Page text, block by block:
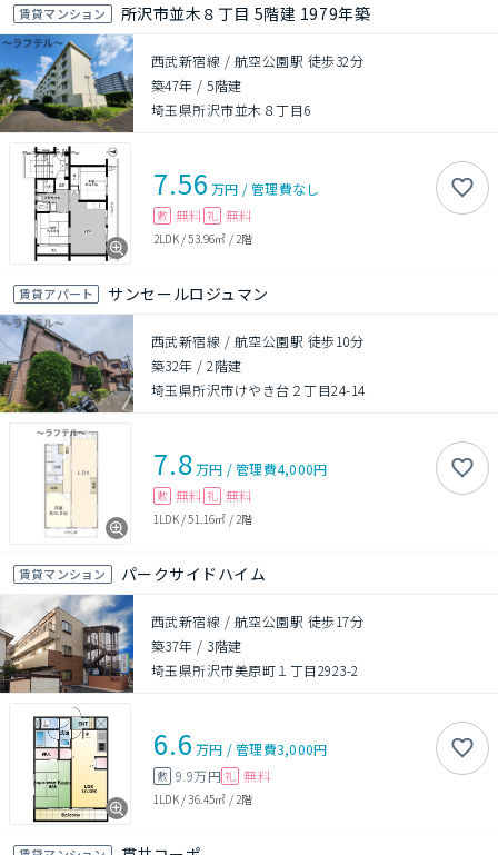
賃貸マンション 所沢市並木８丁目 5階建 1979年築
西武新宿線 / 航空公園駅 徒歩32分
築47年 /5階建
埼玉県所沢市並木８丁目6
7.56 万円 /管理費なし
敷 無料 礼 無料
2LDK/53.96㎡ / 2階
賃貸アパート サンセールロジュマン
西武新宿線 / 航空公園駅 徒歩10分
築32年 /2階建
埼玉県所沢市けやき台２丁目24-14
7.8万円 /管理費4,000円
敷 無料 礼 無料
1LDK/51.16㎡ / 2階
賃貸マンション パークサイドハイム
西武新宿線 / 航空公園駅 徒歩17分
築37年 / 3階建
埼玉県所沢市美原町１丁目2923-2
6.6 万円 /管理費3,000円
敷 9.9万円 礼 無料
1LDK/36.45㎡ / 2階